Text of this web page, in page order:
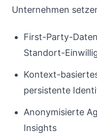
Unternehmen
First-Party-
Standort-
Kontext-
persistente
Anonymisierte
Insights